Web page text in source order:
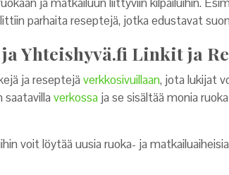
parhaita reseptejä, jotka edustavat
Yhteishyvä.fi Linkit ja
ja reseptejä verkkosivuillaan, jota lukijat
verkossa ja se sisältää monia
voit löytää uusia ruoka- ja